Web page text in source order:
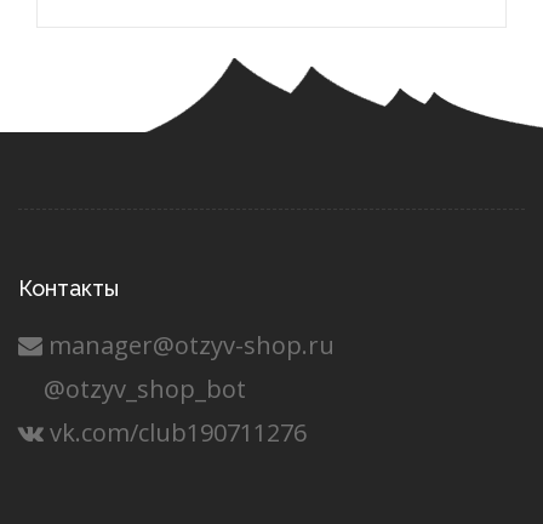
Контакты
manager@otzyv-shop.ru
@otzyv_shop_bot
vk.com/club190711276